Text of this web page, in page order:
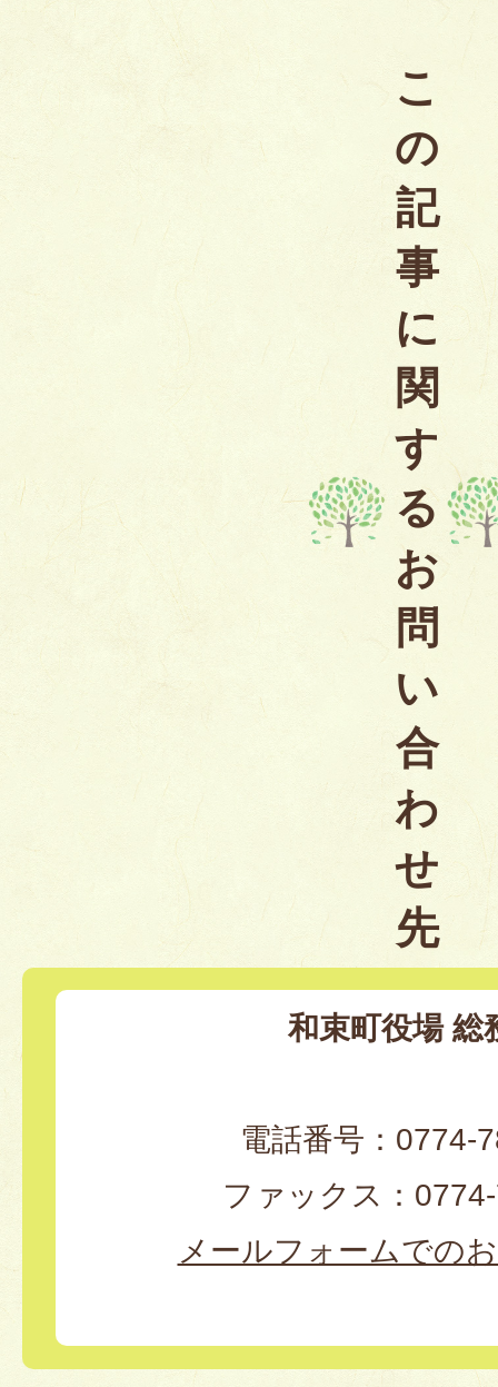
こ
の
記
事
に
関
す
る
お
問
い
合
わ
せ
先
和束町役場 総
電話番号：0774-
ファックス：
メールフォームでの